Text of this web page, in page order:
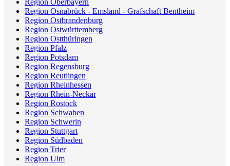
Region Oberbayern
Region Osnabrück - Emsland - Grafschaft Bentheim
Region Ostbrandenburg
Region Ostwürttemberg
Region Ostthüringen
Region Pfalz
Region Potsdam
Region Regensburg
Region Reutlingen
Region Rheinhessen
Region Rhein-Neckar
Region Rostock
Region Schwaben
Region Schwerin
Region Stuttgart
Region Südbaden
Region Trier
Region Ulm